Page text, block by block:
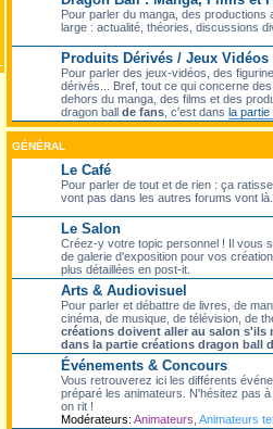
Pour parler du manga, des productions
large : actualité, théories, discussions
Produits Dérivés / Jeux Vidéos
Pour parler des jeux-vidéos, des
dérivés... Bref, tout ce qui concerne
dehors du manga, des films et des
dragon ball de fans , c'est dans la partie
GÉNÉRAL
Le Café
Pour parler de tout et de rien : ça
vont pas dans les autres forums vont là.
Le Salon
Créez-y votre topic personnel ! Il vous
de galerie d'exposition pour vos
plus détaillées en post-it.
Arts & Audiovisuel
Pour parler et débattre de livres, de
cinéma, de musique, de télévision, de
créations doivent aller au salon s'ils
dans la partie créations dragon ball
Événements & Concours
Vous retrouverez ici les différents
préparé les animateurs. N'hésitez pas
on rit !
Modérateurs: Animateurs Animateurs